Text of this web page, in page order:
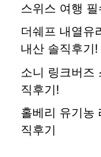
스위스 여행 필
더쉐프 내열유
내산 솔직후기!
소니 링크버즈
직후기!
홀베리 유기농
직후기